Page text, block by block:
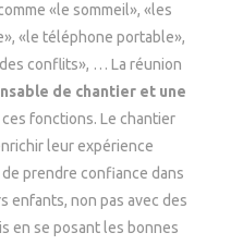
«le sommeil», «les
«le téléphone portable»,
conflits», … La réunion
de chantier et une
fonctions. Le chantier
leur expérience
prendre confiance dans
enfants, non pas avec des
en se posant les bonnes